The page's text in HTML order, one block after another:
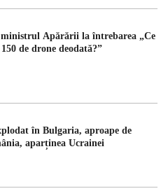
Apărării la întrebarea „Ce
de drone deodată?”
în Bulgaria, aproape de
aparținea Ucrainei